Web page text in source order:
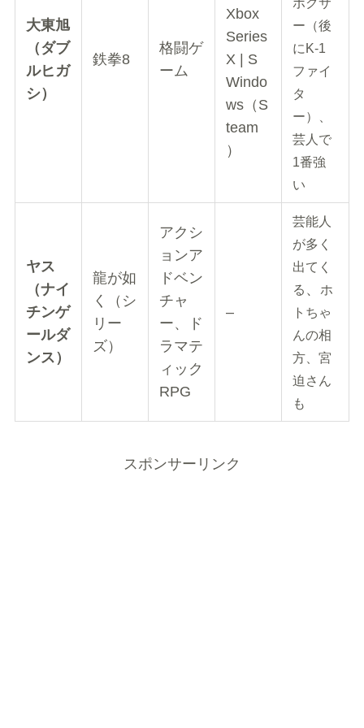
大東旭
（ダブ
ルヒガ
シ）
鉄拳8
格闘ゲ
ーム
Xbox
Series
X | S
Windo
ws（S
team
）
ー（後
にK-1
ファイ
タ
ー）、
芸人で
1番強
い
ヤス
（ナイ
チンゲ
ールダ
ンス）
龍が如
く（シ
リー
ズ）
アクシ
ョンア
ドベン
チャ
ー、ド
ラマテ
ィック
RPG
–
芸能人
が多く
出てく
る 、ホ
トちゃ
んの相
方、宮
迫さん
も
スポンサーリンク